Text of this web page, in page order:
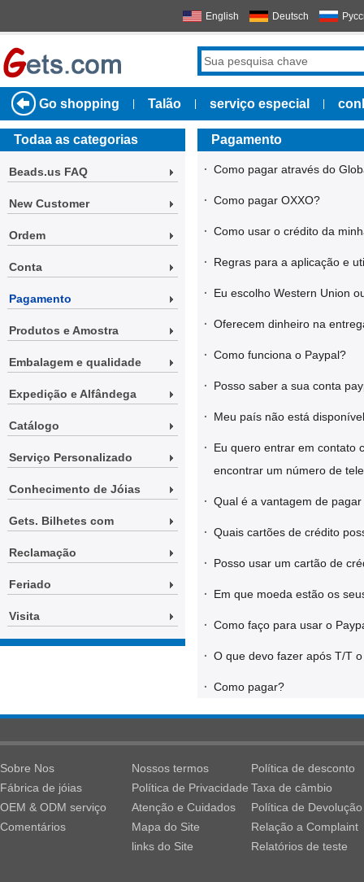
English Deutsch
Go shopping Talão serviço especial
Todaa as categorias
Beads.us FAQ
New Customer
Ordem
Conta
Pagamento
Produtos e Amostra
Embalagem e qualidade
Expedição e Alfândega
Catálogo
Serviço Personalizado
Conhecimento de Jóias
Gets. Bilhetes com
Reclamação
Feriado
Visita
Pagamento
· Como pagar através do
· Como pagar OXXO?
· Como usar o crédito da
· Regras para a aplicação e
· Eu escolho Western Union
· Oferecem dinheiro na
· Como funciona o Paypal?
· Posso saber a sua conta
· Meu país não está
·
Eu quero entrar em contato
encontrar um número de
· Qual é a vantagem de
· Quais cartões de crédito
· Posso usar um cartão de
· Em que moeda estão os
· Como faço para usar o
· O que devo fazer após T/T
· Como pagar?
Sobre Nos
Fábrica de jóias
OEM & ODM serviço
Comentários
Nossos termos
Política de Privacidade
Atenção e Cuidados
Mapa do Site
links do Site
Política de desconto
Taxa de câmbio
Política de Devolução
Relação a Complaint
Relatórios de teste